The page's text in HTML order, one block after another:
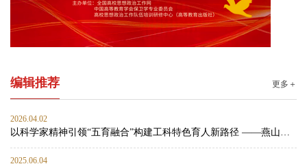
编辑推荐 更多＋
2026.04.02
以科学家精神引领“五育融合”构建工科特色育人新路径 ——燕山大学材料科学与工程学院思政工作案例
2025.06.04